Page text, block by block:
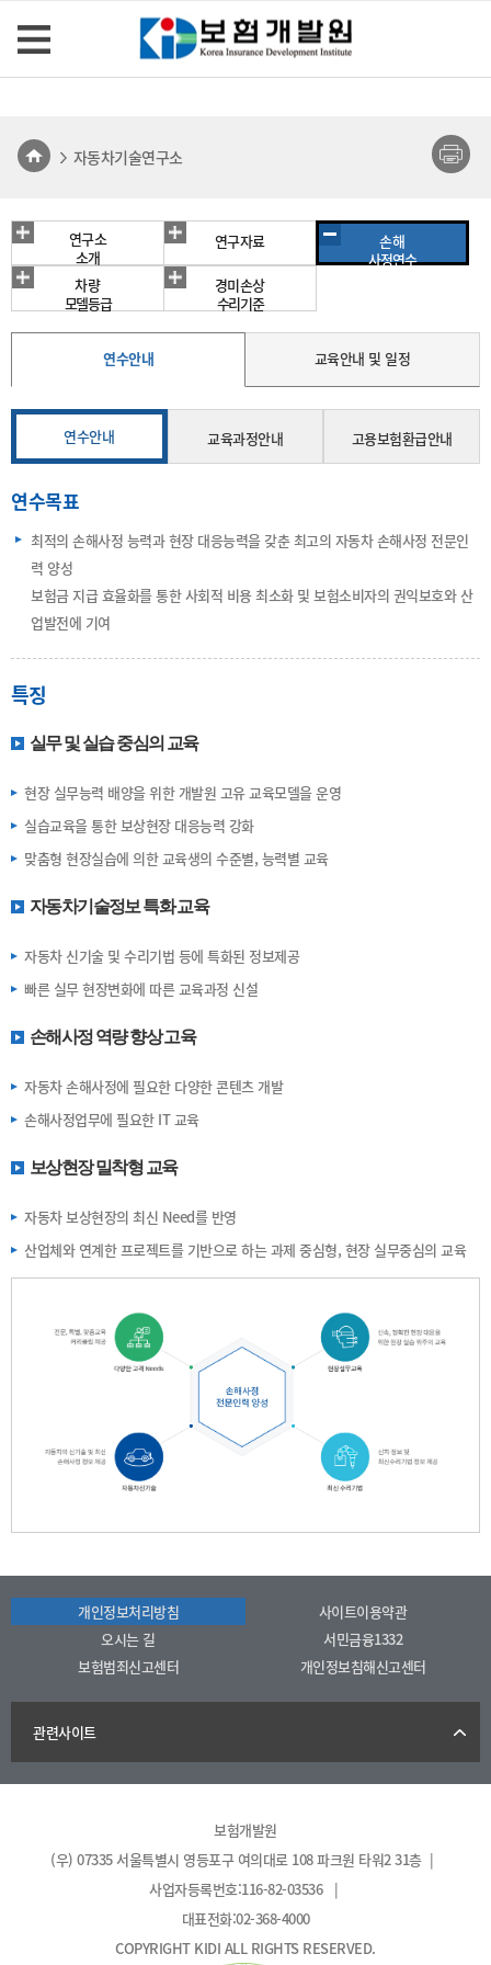
자동차기술연구소
연구소
소개
연구자료
손해
사정연수
차량
모델등급
경미손상
수리기준
연수안내 교육안내 및 일정
연수안내 교육과정안내 고용보험환급안내
연수목표
최적의 손해사정 능력과 현장 대응능력을 갖춘 최고의 자동차 손해사정 전문인
력 양성
보험금 지급 효율화를 통한 사회적 비용 최소화 및 보험소비자의 권익보호와 산
업발전에 기여
특징
실무 및 실습 중심의 교육
현장 실무능력 배양을 위한 개발원 고유 교육모델을 운영
실습교육을 통한 보상현장 대응능력 강화
맞춤형 현장실습에 의한 교육생의 수준별, 능력별 교육
자동차기술정보 특화 교육
자동차 신기술 및 수리기법 등에 특화된 정보제공
빠른 실무 현장변화에 따른 교육과정 신설
손해사정 역량 향상 고육
자동차 손해사정에 필요한 다양한 콘텐츠 개발
손해사정업무에 필요한 IT 교육
보상현장 밀착형 교육
자동차 보상현장의 최신 Need를 반영
산업체와 연계한 프로젝트를 기반으로 하는 과제 중심형, 현장 실무중심의 교육
개인정보처리방침
사이트이용약관
오시는 길
서민금융1332
보험범죄신고센터
개인정보침해신고센터
관련사이트
보험개발원
(우) 07335 서울특별시 영등포구 여의대로 108 파크원 타워2 31층 |
사업자등록번호:116-82-03536 |
대표전화:02-368-4000
COPYRIGHT KIDI ALL RIGHTS RESERVED.